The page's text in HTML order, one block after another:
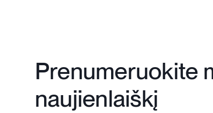
Prenumeruokite
naujienlaiškį